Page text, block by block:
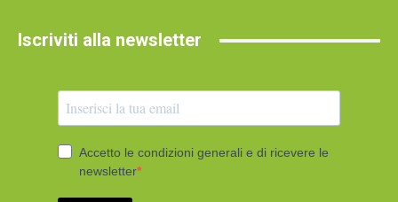
Iscriviti alla newsletter